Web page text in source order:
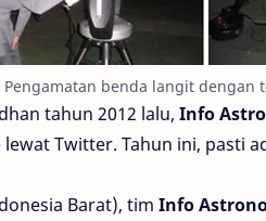
Pengamatan benda langit dengan
tahun 2012 lalu, Info
Twitter. Tahun ini, pasti
Barat), tim Info